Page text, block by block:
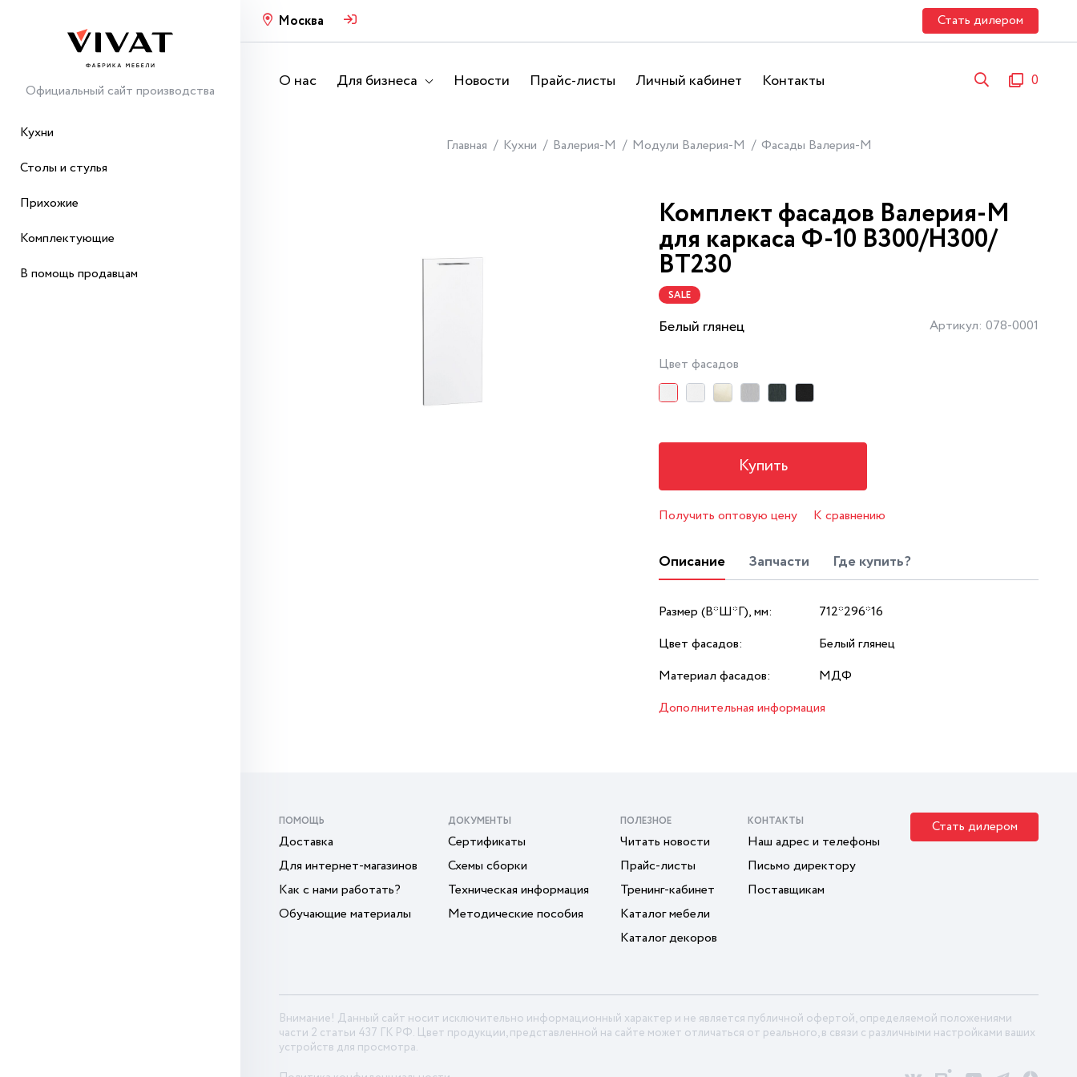
Официальный сайт производства
Кухни
Столы и стулья
Прихожие
Комплектующие
В помощь продавцам
Москва Стать дилером
О нас Для бизнеса Новости Прайс-листы Личный кабинет Контакты 0
Главная Кухни Валерия-М Модули Валерия-М Фасады Валерия-М
Комплект фасадов Валерия-М
для каркаса Ф-10 В300/Н300/
ВТ230
SALE
Белый глянец Артикул: 078-0001
Цвет фасадов
Купить
Получить оптовую цену К сравнению
Описание Запчасти Где купить?
Размер (В*Ш*Г), мм:
712*296*16
Цвет фасадов:
Белый глянец
Материал фасадов:
МДФ
Дополнительная информация
ПОМОЩЬ
Доставка
Для интернет-магазинов
Как с нами работать?
Обучающие материалы
ДОКУМЕНТЫ
Сертификаты
Схемы сборки
Техническая информация
Методические пособия
ПОЛЕЗНОЕ
Читать новости
Прайс-листы
Тренинг-кабинет
Каталог мебели
Каталог декоров
КОНТАКТЫ
Наш адрес и телефоны
Письмо директору
Поставщикам
Стать дилером
Внимание! Данный сайт носит исключительно информационный характер и не является публичной офертой, определяемой положениями
части 2 статьи 437 ГК РФ. Цвет продукции, представленной на сайте может отличаться от реального, в связи с различными настройками ваших
устройств для просмотра.